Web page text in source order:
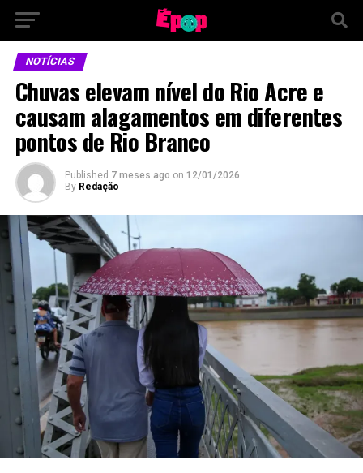
NOTÍCIAS
Chuvas elevam nível do Rio Acre e
causam alagamentos em diferentes
pontos de Rio Branco
Published 7 meses ago on 12/01/2026
By Redação